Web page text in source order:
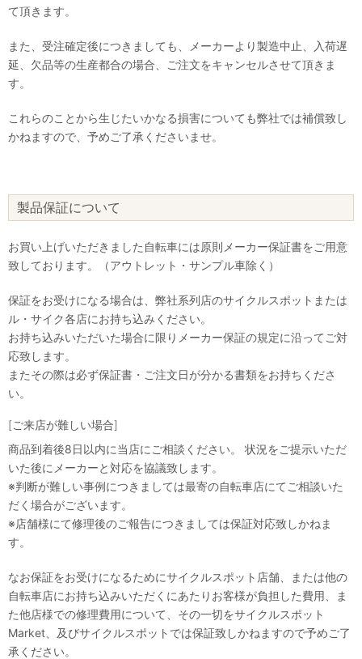
て頂きます。
また、受注確定後につきましても、メーカーより製造中止、入荷遅
延、欠品等の生産都合の場合、ご注文をキャンセルさせて頂きま
す。
これらのことから生じたいかなる損害についても弊社では補償致し
かねますので、予めご了承くださいませ。
製品保証について
お買い上げいただきました自転車には原則メーカー保証書をご用意
致しております。（アウトレット・サンプル車除く）
保証をお受けになる場合は、弊社系列店のサイクルスポットまたは
ル・サイク各店にお持ち込みください。
お持ち込みいただいた場合に限りメーカー保証の規定に沿ってご対
応致します。
またその際は必ず保証書・ご注文日が分かる書類をお持ちくださ
い。
[ご来店が難しい場合]
商品到着後8日以内に当店にご相談ください。 状況をご提示いただ
いた後にメーカーと対応を協議致します。
※判断が難しい事例につきましては最寄の自転車店にてご相談いた
だく場合がございます。
※店舗様にて修理後のご報告につきましては保証対応致しかねま
す。
なお保証をお受けになるためにサイクルスポット店舗、または他の
自転車店にお持ち込みいただくにあたりお客様が負担した費用、ま
た他店様での修理費用について、その一切をサイクルスポット
Market、及びサイクルスポットでは保証致しかねますので予めご了
承ください。